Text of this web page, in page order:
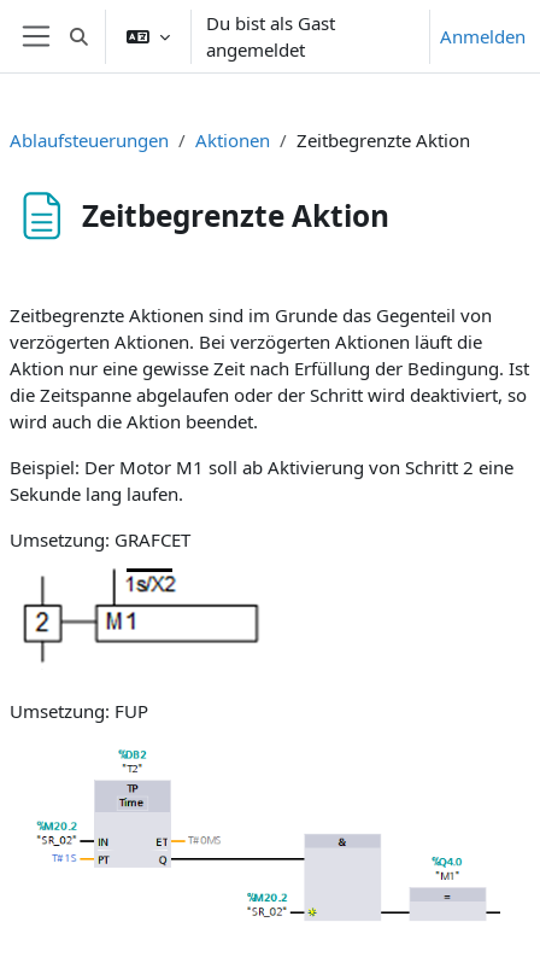
Zum Hauptinhalt
Website-Übersicht
Sucheingabe umschalten
Du bist als Gast
angemeldet
Anmelden
Ablaufsteuerungen Aktionen Zeitbegrenzte Aktion
Zeitbegrenzte Aktion
Zeitbegrenzte Aktionen sind im Grunde das Gegenteil von
verzögerten Aktionen. Bei verzögerten Aktionen läuft die
Aktion nur eine gewisse Zeit nach Erfüllung der Bedingung. Ist
die Zeitspanne abgelaufen oder der Schritt wird deaktiviert, so
wird auch die Aktion beendet.
Beispiel: Der Motor M1 soll ab Aktivierung von Schritt 2 eine
Sekunde lang laufen.
Umsetzung: GRAFCET
Umsetzung: FUP